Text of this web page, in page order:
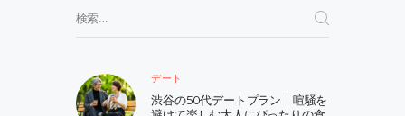
索:
デート
渋谷の50代デートプラン｜喧騒を